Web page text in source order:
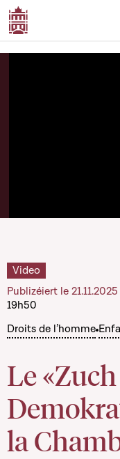
Droits de l’homme
Le
la
Video
Publizéiert le
19h50